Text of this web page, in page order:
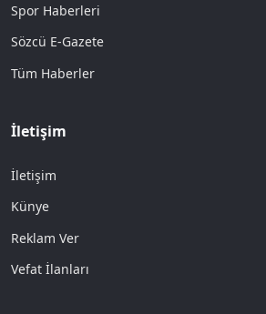
Spor Haberleri
Sözcü E-Gazete
Tüm Haberler
İletişim
İletişim
Künye
Reklam Ver
Vefat İlanları